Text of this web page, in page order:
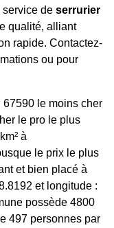
service de serrurier
qualité, alliant
rapide. Contactez-
ou pour
67590 le moins cher
le pro le plus
à
le prix le plus
et bien placé à
et longitude :
possède 4800
497 personnes par